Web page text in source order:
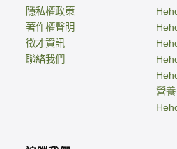
隱私權政策
著作權聲明
徵才資訊
聯絡我們
營